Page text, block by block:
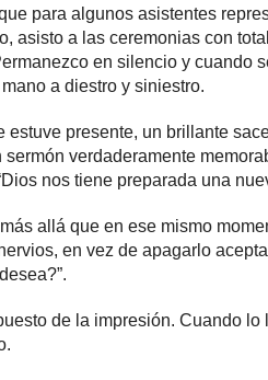
para algunos asistentes
asisto a las ceremonias con
en silencio y cuando
a diestro y siniestro.
estuve presente, un brillante
verdaderamente
nos tiene preparada una
allá que en ese mismo
en vez de apagarlo
de la impresión. Cuando